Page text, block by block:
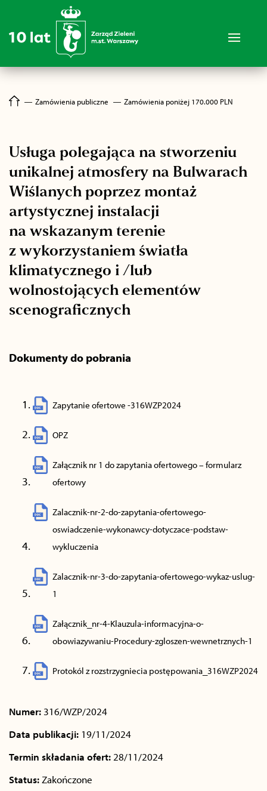
― Zamówienia publiczne ― Zamówienia poniżej 170.000 PLN
Usługa polegająca na stworzeniu
unikalnej atmosfery na Bulwarach
Wiślanych poprzez montaż
artystycznej instalacji
na wskazanym terenie
z wykorzystaniem światła
klimatycznego i /lub
wolnostojących elementów
scenograficznych
Dokumenty do pobrania
Zapytanie ofertowe -316WZP2024
OPZ
Załącznik nr 1 do zapytania ofertowego – formularz
ofertowy
Zalacznik-nr-2-do-zapytania-ofertowego-
oswiadczenie-wykonawcy-dotyczace-podstaw-
wykluczenia
Zalacznik-nr-3-do-zapytania-ofertowego-wykaz-uslug-
1
Załącznik_nr-4-Klauzula-informacyjna-o-
obowiazywaniu-Procedury-zgloszen-wewnetrznych-1
Protokól z rozstrzygniecia postępowania_316WZP2024
Numer: 316/WZP/2024
Data publikacji: 19/11/2024
Termin składania ofert: 28/11/2024
Status: Zakończone